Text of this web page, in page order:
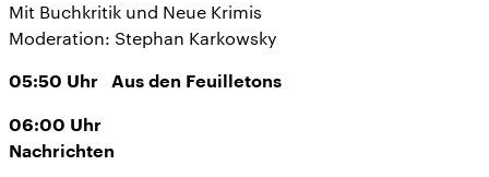
Mit Buchkritik und Neue Krimis
Moderation: Stephan Karkowsky
05:50 Uhr Aus den Feuilletons
06:00 Uhr
Nachrichten